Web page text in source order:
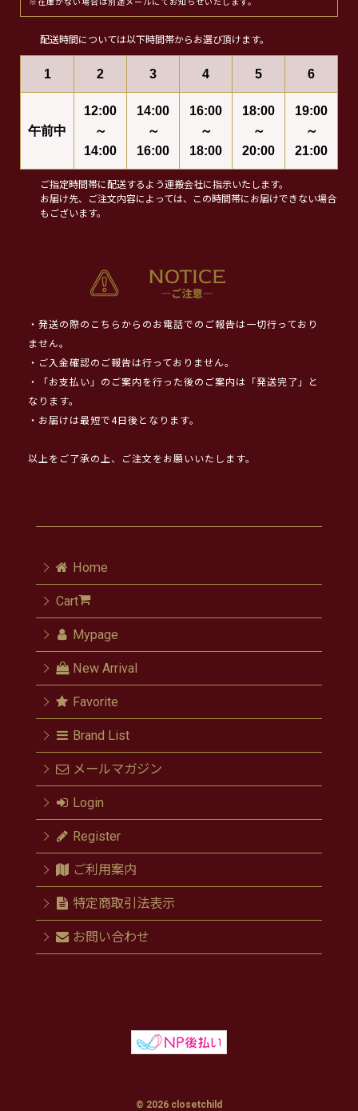
※在庫がない場合は別途メールにてお知らせいたします。
配送時間については以下時間帯からお選び頂けます。
1 2 3 4 5 6
午前中
12:00
～
14:00
14:00
～
16:00
16:00
～
18:00
18:00
～
20:00
19:00
～
21:00
ご指定時間帯に配送するよう運搬会社に指示いたします。
お届け先、ご注文内容によっては、この時間帯にお届けできない場合
もございます。
・発送の際のこちらからのお電話でのご報告は一切行っており
ません。
・ご入金確認のご報告は行っておりません。
・「お支払い」のご案内を行った後のご案内は「発送完了」と
なります。
・お届けは最短で4日後となります。
以上をご了承の上、ご注文をお願いいたします。
Home
Cart
Mypage
New Arrival
Favorite
Brand List
メールマガジン
Login
Register
ご利用案内
特定商取引法表示
お問い合わせ
© 2026 closetchild